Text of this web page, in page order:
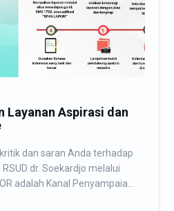
Layanan Aspirasi dan
dan saran Anda terhadap
dr. Soekardjo melalui
adalah Kanal Penyampaia...